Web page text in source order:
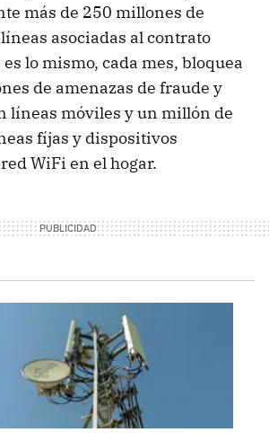
más de 250 millones de
asociadas al contrato
lo mismo, cada mes, bloquea
de amenazas de fraude y
líneas móviles y un millón de
fíjas y dispositivos
WiFi en el hogar.